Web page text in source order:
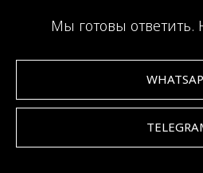
Мы готовы